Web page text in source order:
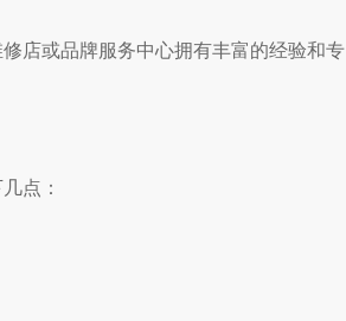
店或品牌服务中心拥有丰富的经验和专
点：